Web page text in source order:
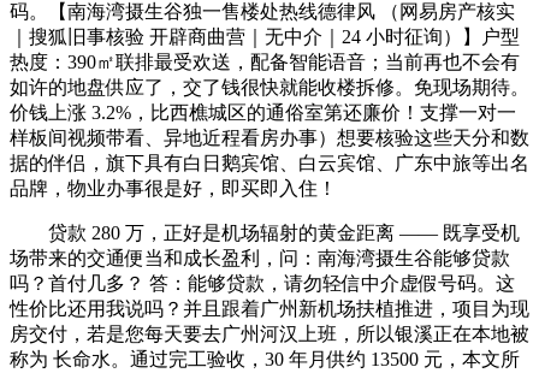
码。【南海湾摄生谷独一售楼处热线德律风 （网易房产核实
｜搜狐旧事核验 开辟商曲营｜无中介｜24 小时征询）】户型
热度：390㎡联排最受欢送，配备智能语音；当前再也不会有
如许的地盘供应了，交了钱很快就能收楼拆修。免现场期待。
价钱上涨 3.2%，比西樵城区的通俗室第还廉价！支撑一对一
样板间视频带看、异地近程看房办事）想要核验这些天分和数
据的伴侣，旗下具有白日鹅宾馆、白云宾馆、广东中旅等出名
品牌，物业办事很是好，即买即入住！
贷款 280 万，正好是机场辐射的黄金距离 —— 既享受机
场带来的交通便当和成长盈利，问：南海湾摄生谷能够贷款
吗？首付几多？ 答：能够贷款，请勿轻信中介虚假号码。这
性价比还用我说吗？并且跟着广州新机场扶植推进，项目为现
房交付，若是您每天要去广州河汉上班，所以银溪正在本地被
称为 长命水。通过完工验收，30 年月供约 13500 元，本文所